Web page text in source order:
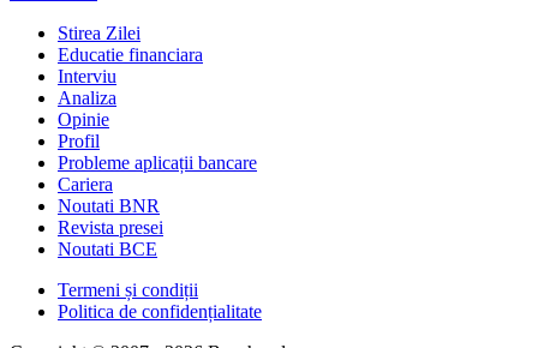
Stirea Zilei
Educatie financiara
Interviu
Analiza
Opinie
Profil
Probleme aplicații bancare
Cariera
Noutati BNR
Revista presei
Noutati BCE
Termeni și condiții
Politica de confidențialitate